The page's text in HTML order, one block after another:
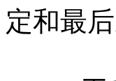
定和最